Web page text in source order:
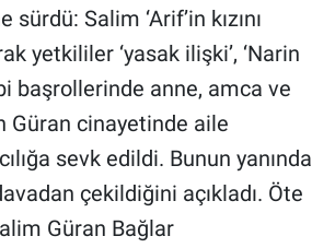
Salim ‘Arif’in kızını
yetkililer ‘yasak ilişki’, ‘Narin
başrollerinde anne, amca ve
Güran cinayetinde aile
sevk edildi. Bunun yanında
çekildiğini açıkladı. Öte
Güran Bağlar